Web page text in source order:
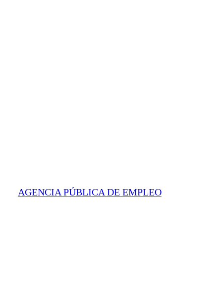
AGENCIA PÚBLICA DE EMPLEO